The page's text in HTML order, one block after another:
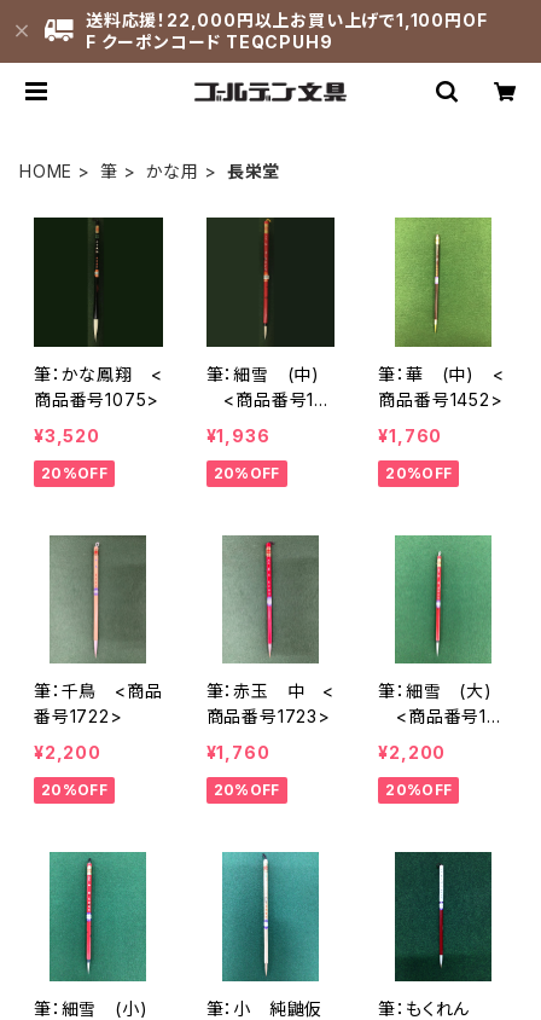
送料応援！22,000円以上お買い上げで1,100円OF
F クーポンコード TEQCPUH9
HOME 筆 かな用 長栄堂
筆：かな鳳翔 <
商品番号1075>
¥3,520
20%OFF
筆：細雪 (中)
<商品番号10
76>
¥1,936
20%OFF
筆：華 (中) <
商品番号1452>
¥1,760
20%OFF
筆：千鳥 <商品
番号1722>
¥2,200
20%OFF
筆：赤玉 中 <
商品番号1723>
¥1,760
20%OFF
筆：細雪 (大)
<商品番号18
22>
¥2,200
20%OFF
筆：細雪 (小)
筆：小 純鼬仮
筆：もくれん